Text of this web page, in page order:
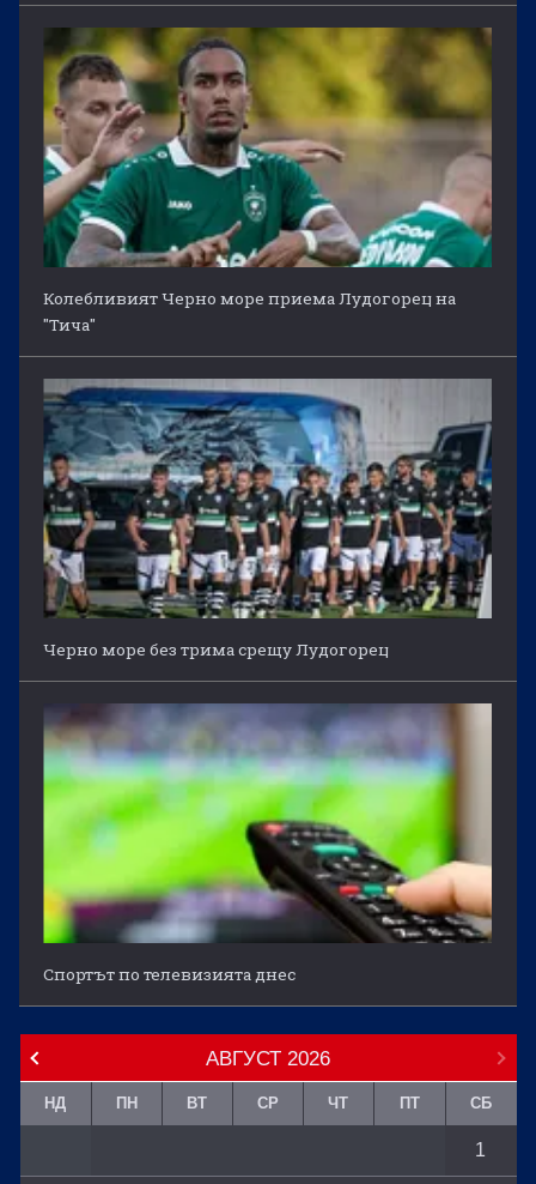
Колебливият Черно море приема Лудогорец на
"Тича"
Черно море без трима срещу Лудогорец
Спортът по телевизията днес
АВГУСТ 2026
НД ПН ВТ СР ЧТ ПТ СБ
1